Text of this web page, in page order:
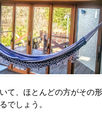
て、ほとんどの方がその
でしょう。